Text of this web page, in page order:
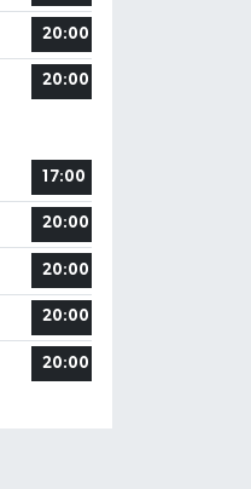
20:00
20:00
17:00
20:00
20:00
20:00
20:00